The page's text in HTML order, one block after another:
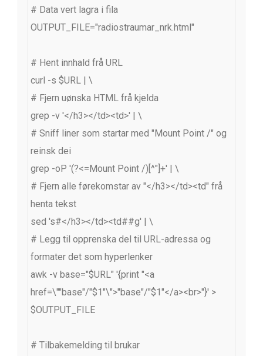
# Data vert lagra i fila
OUTPUT_FILE="radiostraumar_nrk.html"
# Hent innhald frå URL
curl -s $URL | \
# Fjern uønska HTML frå kjelda
grep -v '</h3></td><td>' | \
# Sniff liner som startar med "Mount Point /" og
reinsk dei
grep -oP '(?<=Mount Point /)[^"]+' | \
# Fjern alle førekomstar av "</h3></td><td" frå
henta tekst
sed 's#</h3></td><td##g' | \
# Legg til opprenska del til URL-adressa og
formater det som hyperlenker
awk -v base="$URL" '{print "<a
href=\""base"/"$1"\">"base"/"$1"</a><br>"}' >
$OUTPUT_FILE
# Tilbakemelding til brukar